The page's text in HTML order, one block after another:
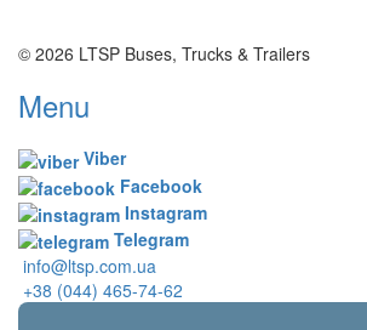
© 2026 LTSP Buses, Trucks & Trailers
Menu
Viber
Facebook
Instagram
Telegram
info@ltsp.com.ua
+38 (044) 465-74-62